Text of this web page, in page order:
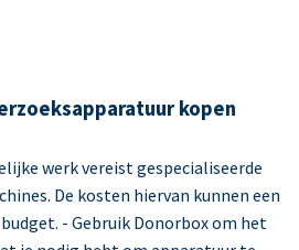
kopen
werk vereist gespecialiseerde
De kosten hiervan kunnen een
- Gebruik Donorbox om het